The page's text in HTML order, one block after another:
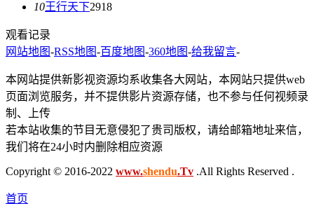
10王行天下2918
观看记录
网站地图-RSS地图-百度地图-360地图-给我留言-
本网站提供新影视资源均系收集各大网站，本网站只提供web
页面浏览服务，并不提供影片资源存储，也不参与任何视频录
制、上传
若本站收集的节目无意侵犯了贵司版权，请给邮箱地址来信，
我们将在24小时内删除相应资源
Copyright © 2016-2022 www.shendu.Tv .All Rights Reserved .
首页